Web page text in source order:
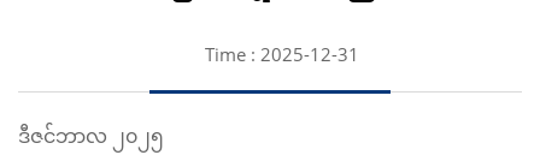
Time : 2025-12-31
ဒီဇင်ဘာလ ၂၀၂၅